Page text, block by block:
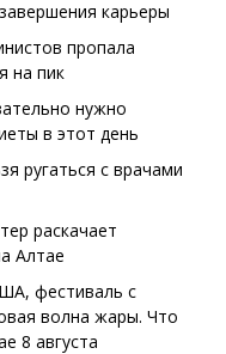
карьеры
пропала
на пик
нужно
в этот день
ругаться с врачами
раскачает
Алтае
фестиваль с
волна жары. Что
8 августа